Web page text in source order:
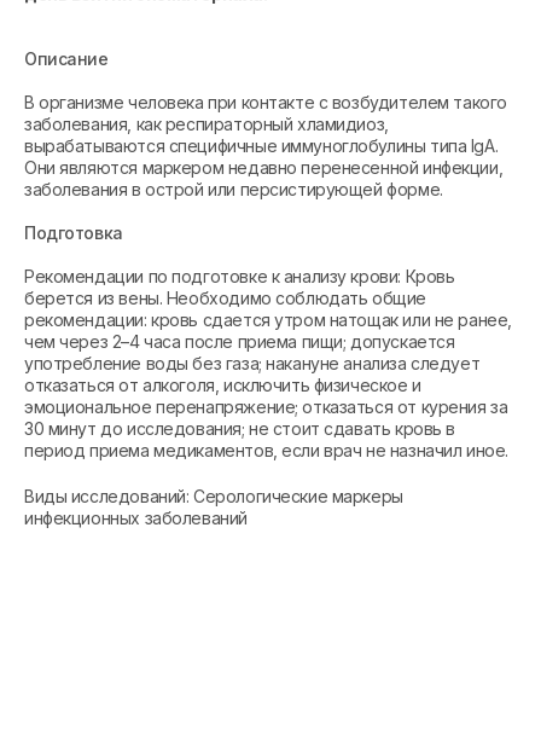
Описание
В организме человека при контакте с возбудителем такого
заболевания, как респираторный хламидиоз,
вырабатываются специфичные иммуноглобулины типа IgA.
Они являются маркером недавно перенесенной инфекции,
заболевания в острой или персистирующей форме.
Подготовка
Рекомендации по подготовке к анализу крови: Кровь
берется из вены. Необходимо соблюдать общие
рекомендации: кровь сдается утром натощак или не ранее,
чем через 2–4 часа после приема пищи; допускается
употребление воды без газа; накануне анализа следует
отказаться от алкоголя, исключить физическое и
эмоциональное перенапряжение; отказаться от курения за
30 минут до исследования; не стоит сдавать кровь в
период приема медикаментов, если врач не назначил иное.
Виды исследований: Серологические маркеры
инфекционных заболеваний